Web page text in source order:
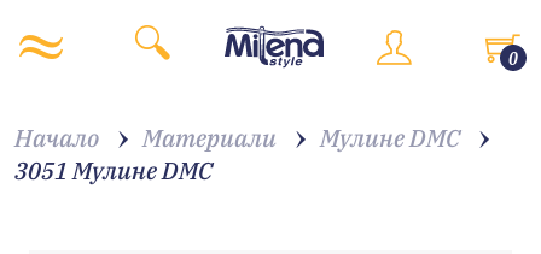
0
Начало Материали
Мулине DMC
3051 Мулине DMC